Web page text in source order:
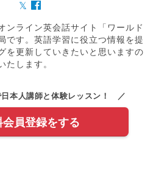
ンライン英会話サイト「ワールド
です。英語学習に役立つ情報を提
を更新していきたいと思いますの
たします。
本人講師と体験レッスン！ ／
会員登録をする